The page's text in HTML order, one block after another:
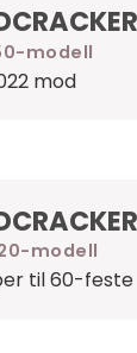
mod
til 60-feste